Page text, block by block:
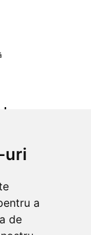
uri
a
de